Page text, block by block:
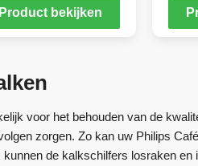
Product bekijken
voor het behouden van de
zorgen. Zo kan uw Philips
de kalkschilfers losraken